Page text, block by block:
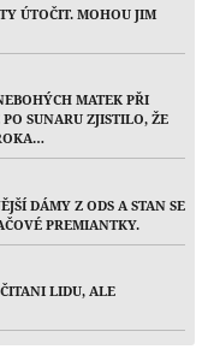
ÚTOČIT. MOHOU JIM
MATEK PŘI
SUNARU ZJISTILO, ŽE
DÁMY Z ODS A STAN SE
PREMIANTKY.
LIDU, ALE